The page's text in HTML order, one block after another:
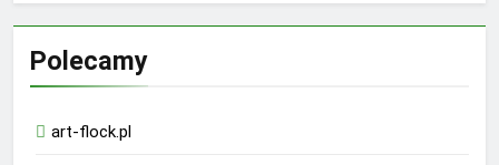
Polecamy
art-flock.pl